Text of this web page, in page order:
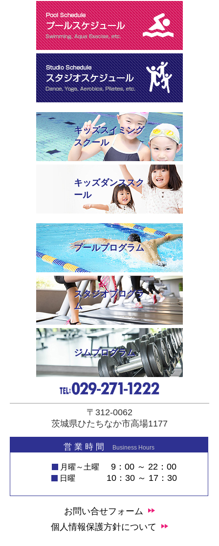
キッズスイミング
スクール
キッズダンススク
ール
プールプログラム
スタジオプログラ
ム
ジムプログラム
〒312-0062
茨城県ひたちなか市高場1177
営 業 時 間 Business Hours
月曜～土曜 9：00 ～ 22：00
日曜 10：30 ～ 17：30
お問い合せフォーム
個人情報保護方針について